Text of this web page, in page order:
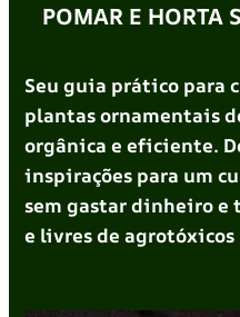
POMAR E HORTA
Seu guia prático para
plantas ornamentais
orgânica e eficiente.
inspirações para um
sem gastar dinheiro e
e livres de agrotóxicos